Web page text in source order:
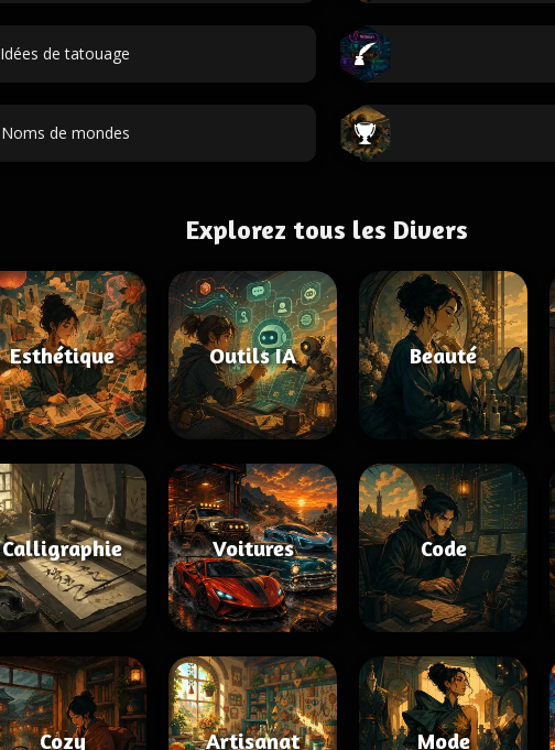
Idées de tatouage
Noms de mondes
Explorez tous les Divers
Esthétique Outils IA Beauté
Calligraphie Voitures Code
Cozy Artisanat Mode